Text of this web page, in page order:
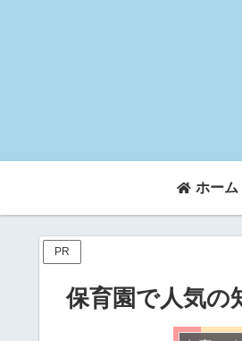
ホーム
PR
保育園で人気の